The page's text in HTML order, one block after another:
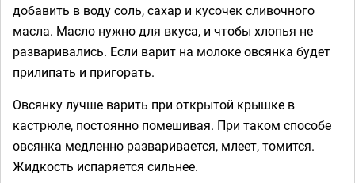
добавить в воду соль, сахар и кусочек сливочного
масла. Масло нужно для вкуса, и чтобы хлопья не
разваривались. Если варит на молоке овсянка будет
прилипать и пригорать.
Овсянку лучше варить при открытой крышке в
кастрюле, постоянно помешивая. При таком способе
овсянка медленно разваривается, млеет, томится.
Жидкость испаряется сильнее.